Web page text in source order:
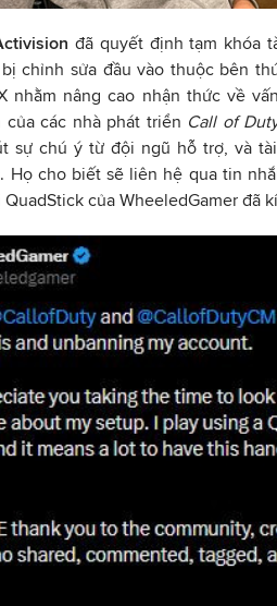
đã quyết định tạm khóa
chỉnh sửa đầu vào thuộc bên
nhằm nâng cao nhận thức về
của các nhà phát triển Call of
sự chú ý từ đội ngũ hỗ trợ, và
Họ cho biết sẽ liên hệ qua tin
của WheeledGamer đã